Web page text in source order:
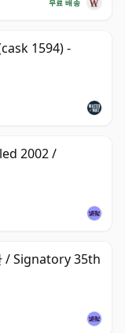
무료 배송
1594) -
2002 /
/ Signatory 35th